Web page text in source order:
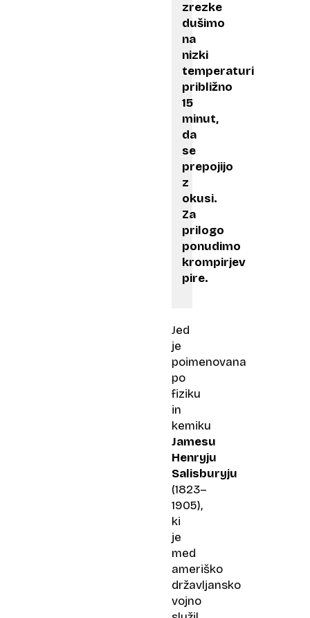
zrezke
dušimo
na
nizki
temperaturi
približno
15
minut,
da
se
prepojijo
z
okusi.
Za
prilogo
ponudimo
krompirjev
pire.
Jed
je
poimenovana
po
fiziku
in
kemiku
Jamesu
Henryju
Salisburyju
(1823–
1905),
ki
je
med
ameriško
državljansko
vojno